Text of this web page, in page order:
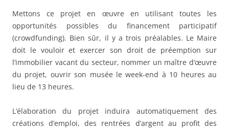
Mettons ce projet en œuvre en utilisant toutes les
opportunités possibles du financement participatif
(crowdfunding). Bien sûr, il y a trois préalables. Le Maire
doit le vouloir et exercer son droit de préemption sur
l’immobilier vacant du secteur, nommer un maître d’œuvre
du projet, ouvrir son musée le week-end à 10 heures au
lieu de 13 heures.
L’élaboration du projet induira automatiquement des
créations d’emploi, des rentrées d’argent au profit des